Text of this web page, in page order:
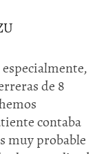
de 8
contaba
muy probable